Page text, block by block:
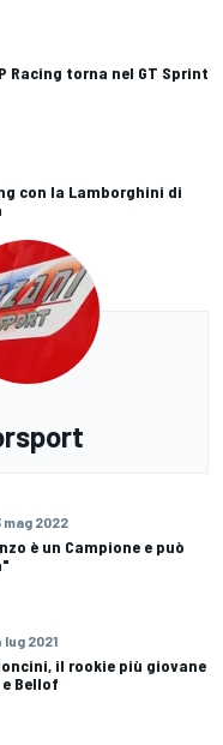
Racing torna nel GT Sprint
con la Lamborghini di
mag 2022
è un Campione e può
lug 2021
il rookie più giovane
Bellof